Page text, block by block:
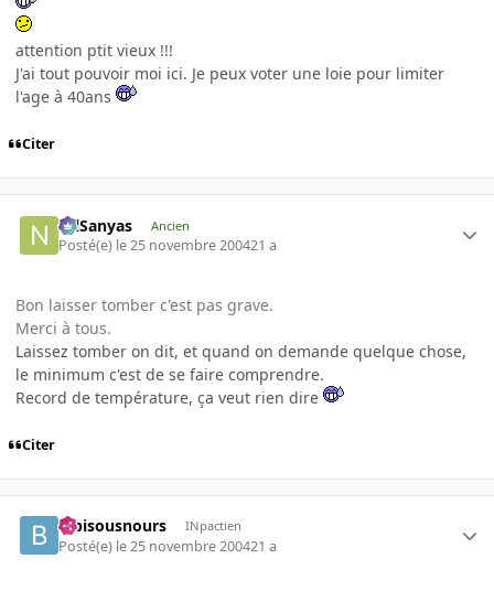
attention ptit vieux !!!
J'ai tout pouvoir moi ici. Je peux voter une loie pour limiter
l'age à 40ans
Citer
NilSanyas Ancien
Posté(e) le 25 novembre 200421 a
Bon laisser tomber c'est pas grave.
Merci à tous.
Laissez tomber on dit, et quand on demande quelque chose,
le minimum c'est de se faire comprendre.
Record de température, ça veut rien dire
Citer
bibisousnours INpactien
Posté(e) le 25 novembre 200421 a